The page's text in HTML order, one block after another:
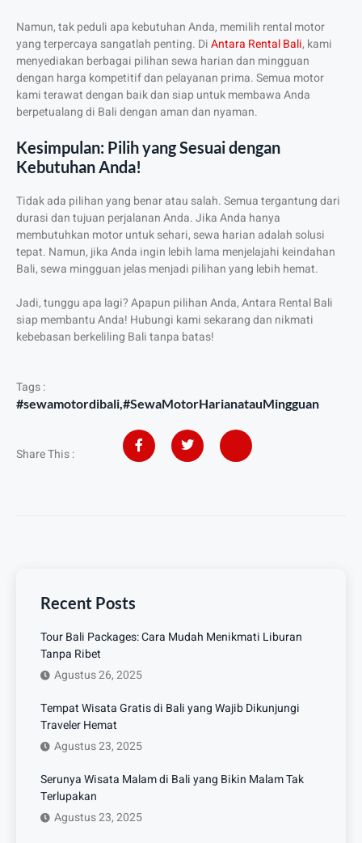
Namun, tak peduli apa kebutuhan Anda, memilih rental motor
yang terpercaya sangatlah penting. DiAntara Rental Bali, kami
menyediakan berbagai pilihan sewa harian dan mingguan
dengan harga kompetitif dan pelayanan prima. Semua motor
kami terawat dengan baik dan siap untuk membawa Anda
berpetualang di Bali dengan aman dan nyaman.
Kesimpulan: Pilih yang Sesuai dengan
Kebutuhan Anda!
Tidak ada pilihan yang benar atau salah. Semua tergantung dari
durasi dan tujuan perjalanan Anda. Jika Anda hanya
membutuhkan motor untuk sehari, sewa harian adalah solusi
tepat. Namun, jika Anda ingin lebih lama menjelajahi keindahan
Bali, sewa mingguan jelas menjadi pilihan yang lebih hemat.
Jadi, tunggu apa lagi? Apapun pilihan Anda, Antara Rental Bali
siap membantu Anda! Hubungi kami sekarang dan nikmati
kebebasan berkeliling Bali tanpa batas!
Tags :
#sewamotordibali,#SewaMotorHarianatauMingguan
Share This :
Recent Posts
Tour Bali Packages: Cara Mudah Menikmati Liburan
Tanpa Ribet
Agustus 26, 2025
Tempat Wisata Gratis di Bali yang Wajib Dikunjungi
Traveler Hemat
Agustus 23, 2025
Serunya Wisata Malam di Bali yang Bikin Malam Tak
Terlupakan
Agustus 23, 2025